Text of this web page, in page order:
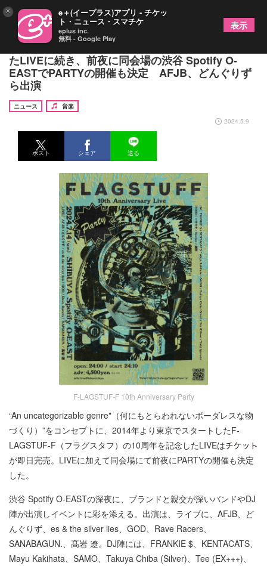
F-LAGSTUF-F（フラグスタフ）の10周年を記念し
たLIVEに続き、前夜に同会場の渋谷 Spotify O-
EASTでPARTYの開催も決定 AFJB、どんぐりず
ら出演
ニュース
音楽
2024.5.9
ポスト シェア 送る
F-LAGSTUF-F 10th Anniversary Party
“An uncategorizable genre"（何にもとらわれないボーダレスな物
づくり）”をコンセプトに、2014年より東京でスタートしたF-
LAGSTUF-F（フラグスタフ）の10周年を記念したLIVEは
が即日完売。LIVEに加えて同会場にて前夜にPARTYの開催も決定
した。
渋谷 Spotify O-EASTの深夜に、ブランドと親交が深いバンドやDJ
陣が出演しイベントに彩を添える。出演は、ライブに、AFJB、ど
んぐりず、es & the silver lies、GOD、Rave Racers、
SANABAGUN.、髙岩 遼。DJ陣には、FRANKIE $、KENTACATS、
Mayu Kakihata、SAMO、Takuya Chiba (Silver)、Tee (EX+++)、
× e＋(イープラス)アプリ - チケッ
ト・ニュース・スマチケ
eplus inc.
無料 - Google Play
表示